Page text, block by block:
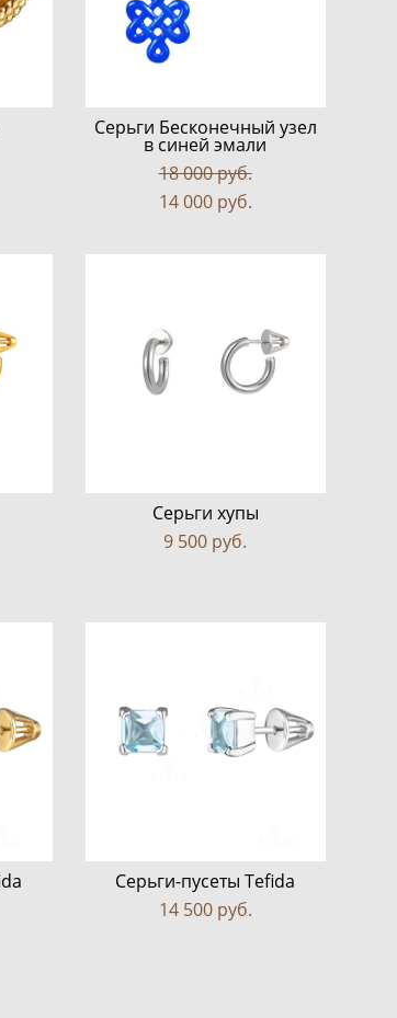
Серьги Бесконечный узел
в синей эмали
18 000 pуб.
14 000 pуб.
Серьги хупы
9 500 pуб.
Серьги-пусеты Tefida
14 500 pуб.